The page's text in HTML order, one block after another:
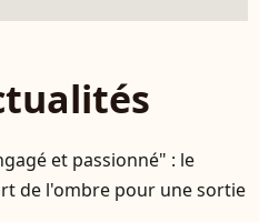
et passionné" : le
de l'ombre pour une sortie